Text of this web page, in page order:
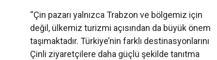
“Çin pazarı yalnızca Trabzon ve bölgemiz için
değil, ülkemiz turizmi açısından da büyük önem
taşımaktadır. Türkiye’nin farklı destinasyonlarını
Çinli ziyaretçilere daha güçlü şekilde tanıtma